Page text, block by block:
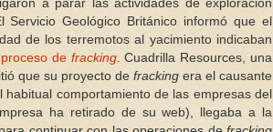
a parar las actividades de exploración
Geológico Británico informó que el
de los terremotos al yacimiento indicaban
de fracking. Cuadrilla Resources, una
que su proyecto de fracking era el causante
comportamiento de las empresas del
ha retirado de su web), llegaba a la